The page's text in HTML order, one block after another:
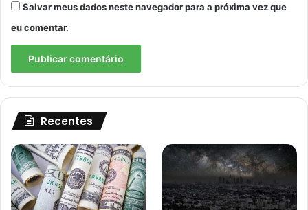
Salvar meus dados neste navegador para a próxima vez que
eu comentar.
Recentes